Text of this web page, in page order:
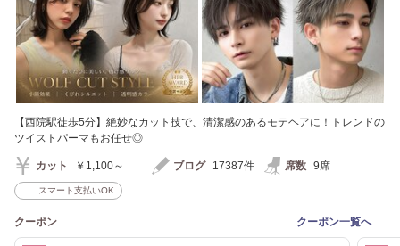
【西院駅徒歩5分】絶妙なカット技で、清潔感のあるモテヘアに！トレンドの
ツイストパーマもお任せ◎
カット ￥1,100～ ブログ 17387件 席数 9席
スマート支払いOK
クーポン クーポン一覧へ